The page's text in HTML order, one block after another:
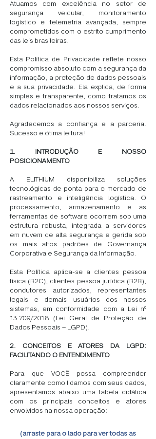
Atuamos com excelência no setor de
segurança veicular, monitoramento
logístico e telemetria avançada, sempre
comprometidos com o estrito cumprimento
das leis brasileiras.
Esta Política de Privacidade reflete nosso
compromisso absoluto com a segurança da
informação, a proteção de dados pessoais
e a sua privacidade. Ela explica, de forma
simples e transparente, como tratamos os
dados relacionados aos nossos serviços.
Agradecemos a confiança e a parceria.
Sucesso e ótima leitura!
1. INTRODUÇÃO E NOSSO
POSICIONAMENTO
A ELITHIUM disponibiliza soluções
tecnológicas de ponta para o mercado de
rastreamento e inteligência logística. O
processamento, armazenamento e as
ferramentas de software ocorrem sob uma
estrutura robusta, integrada a servidores
em nuvem de alta segurança e gerida sob
os mais altos padrões de Governança
Corporativa e Segurança da Informação.
Esta Política aplica-se a clientes pessoa
física (B2C), clientes pessoa jurídica (B2B),
condutores autorizados, representantes
legais e demais usuários dos nossos
sistemas, em conformidade com a Lei nº
13.709/2018 (Lei Geral de Proteção de
Dados Pessoais – LGPD).
2. CONCEITOS E ATORES DA LGPD:
FACILITANDO O ENTENDIMENTO
Para que VOCÊ possa compreender
claramente como lidamos com seus dados,
apresentamos abaixo uma tabela didática
com os principais conceitos e atores
envolvidos na nossa operação:
(arraste para o lado para ver todas as